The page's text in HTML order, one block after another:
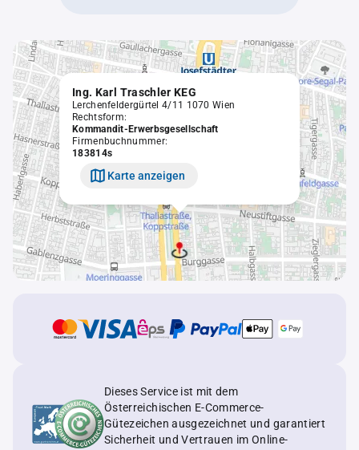
Ing. Karl Traschler KEG
Lerchenfeldergürtel 4/11 1070 Wien
Rechtsform:
Kommandit-Erwerbsgesellschaft
Firmenbuchnummer:
183814s
Karte anzeigen
Dieses Service ist mit dem
Österreichischen E-Commerce-
Gütezeichen ausgezeichnet und garantiert
Sicherheit und Vertrauen im Online-